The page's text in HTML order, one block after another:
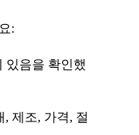
:
있음을 확인했
제조, 가격, 절